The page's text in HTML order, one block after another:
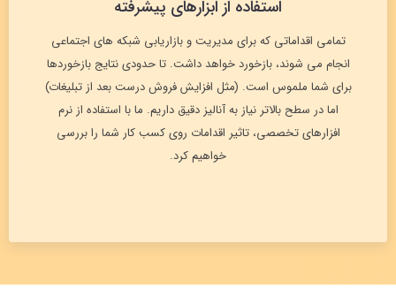
استفاده از ابزارهای پیشرفته
تمامی اقداماتی که برای مدیریت و بازاریابی شبکه های اجتماعی
انجام می شوند، بازخورد خواهد داشت. تا حدودی نتایج بازخوردها
برای شما ملموس است. (مثل افزایش فروش درست بعد از تبلیغات)
اما در سطح بالاتر نیاز به آنالیز دقیق داریم. ما با استفاده از نرم
افزارهای تخصصی، تاثیر اقدامات روی کسب کار شما را بررسی
خواهیم کرد.